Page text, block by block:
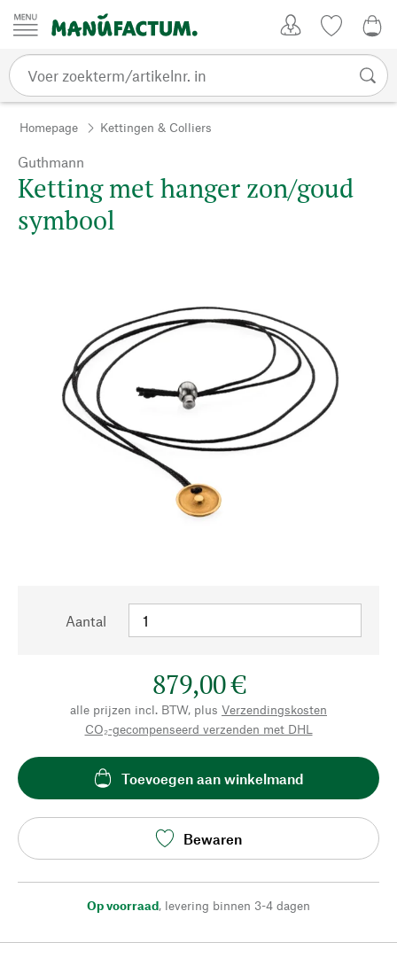
Passer au contenu
Homepage Kettingen & Colliers
Guthmann
Ketting met hanger zon/goud
symbool
Aantal
879,00 €
alle prijzen incl. BTW, plus Verzendingskosten
CO₂-gecompenseerd verzenden met DHL
Toevoegen aan winkelmand
Bewaren
Op voorraad, levering binnen 3-4 dagen